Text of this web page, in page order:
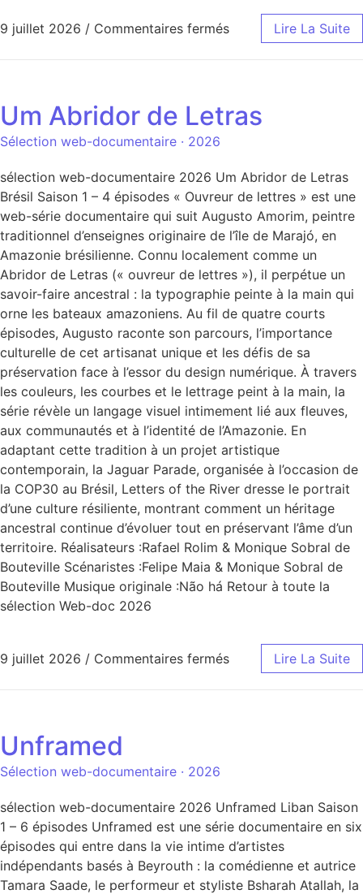
9 juillet 2026 / Commentaires fermés Lire La Suite
Um Abridor de Letras
Sélection web-documentaire · 2026
sélection web-documentaire 2026 Um Abridor de Letras
Brésil Saison 1 – 4 épisodes « Ouvreur de lettres » est une
web-série documentaire qui suit Augusto Amorim, peintre
traditionnel d’enseignes originaire de l’île de Marajó, en
Amazonie brésilienne. Connu localement comme un
Abridor de Letras (« ouvreur de lettres »), il perpétue un
savoir-faire ancestral : la typographie peinte à la main qui
orne les bateaux amazoniens. Au fil de quatre courts
épisodes, Augusto raconte son parcours, l’importance
culturelle de cet artisanat unique et les défis de sa
préservation face à l’essor du design numérique. À travers
les couleurs, les courbes et le lettrage peint à la main, la
série révèle un langage visuel intimement lié aux fleuves,
aux communautés et à l’identité de l’Amazonie. En
adaptant cette tradition à un projet artistique
contemporain, la Jaguar Parade, organisée à l’occasion de
la COP30 au Brésil, Letters of the River dresse le portrait
d’une culture résiliente, montrant comment un héritage
ancestral continue d’évoluer tout en préservant l’âme d’un
territoire. Réalisateurs :Rafael Rolim & Monique Sobral de
Bouteville Scénaristes :Felipe Maia & Monique Sobral de
Bouteville Musique originale :Não há Retour à toute la
sélection Web-doc 2026
9 juillet 2026 / Commentaires fermés Lire La Suite
Unframed
Sélection web-documentaire · 2026
sélection web-documentaire 2026 Unframed Liban Saison
1 – 6 épisodes Unframed est une série documentaire en six
épisodes qui entre dans la vie intime d’artistes
indépendants basés à Beyrouth : la comédienne et autrice
Tamara Saade, le performeur et styliste Bsharah Atallah, la